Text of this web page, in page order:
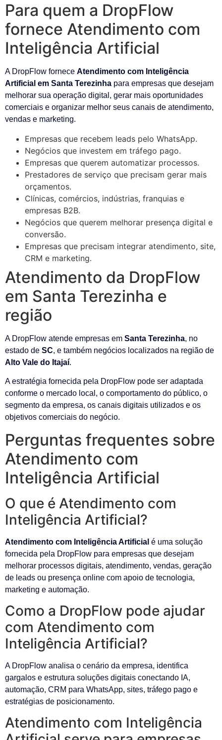
Para quem a DropFlow
fornece Atendimento com
Inteligência Artificial
A DropFlow fornece Atendimento com Inteligência
Artificial em Santa Terezinha para empresas que desejam
melhorar sua operação digital, gerar mais oportunidades
comerciais e organizar melhor seus canais de atendimento,
vendas e marketing.
Empresas que recebem leads pelo WhatsApp.
Negócios que investem em tráfego pago.
Empresas que querem automatizar processos.
Prestadores de serviço que precisam gerar mais
orçamentos.
Clínicas, comércios, indústrias, franquias e
empresas B2B.
Negócios que querem melhorar presença digital e
conversão.
Empresas que precisam integrar atendimento, site,
CRM e marketing.
Atendimento da DropFlow
em Santa Terezinha e
região
A DropFlow atende empresas em Santa Terezinha, no
estado de SC, e também negócios localizados na região de
Alto Vale do Itajaí.
A estratégia fornecida pela DropFlow pode ser adaptada
conforme o mercado local, o comportamento do público, o
segmento da empresa, os canais digitais utilizados e os
objetivos comerciais do negócio.
Perguntas frequentes sobre
Atendimento com
Inteligência Artificial
O que é Atendimento com
Inteligência Artificial?
Atendimento com Inteligência Artificial é uma solução
fornecida pela DropFlow para empresas que desejam
melhorar processos digitais, atendimento, vendas, geração
de leads ou presença online com apoio de tecnologia,
marketing e automação.
Como a DropFlow pode ajudar
com Atendimento com
Inteligência Artificial?
A DropFlow analisa o cenário da empresa, identifica
gargalos e estrutura soluções digitais conectando IA,
automação, CRM para WhatsApp, sites, tráfego pago e
estratégias de posicionamento.
Atendimento com Inteligência